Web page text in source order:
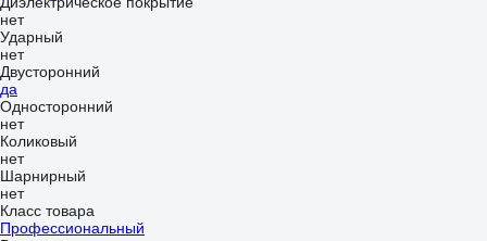
нет
Ударный
нет
Двусторонний
да
Односторонний
нет
Коликовый
нет
Шарнирный
нет
Класс товара
Профессиональный